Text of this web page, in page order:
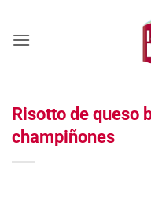
contenido
Risotto de queso
champiñones